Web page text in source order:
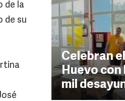
Celebran
Huevo con
mil
de la
de su